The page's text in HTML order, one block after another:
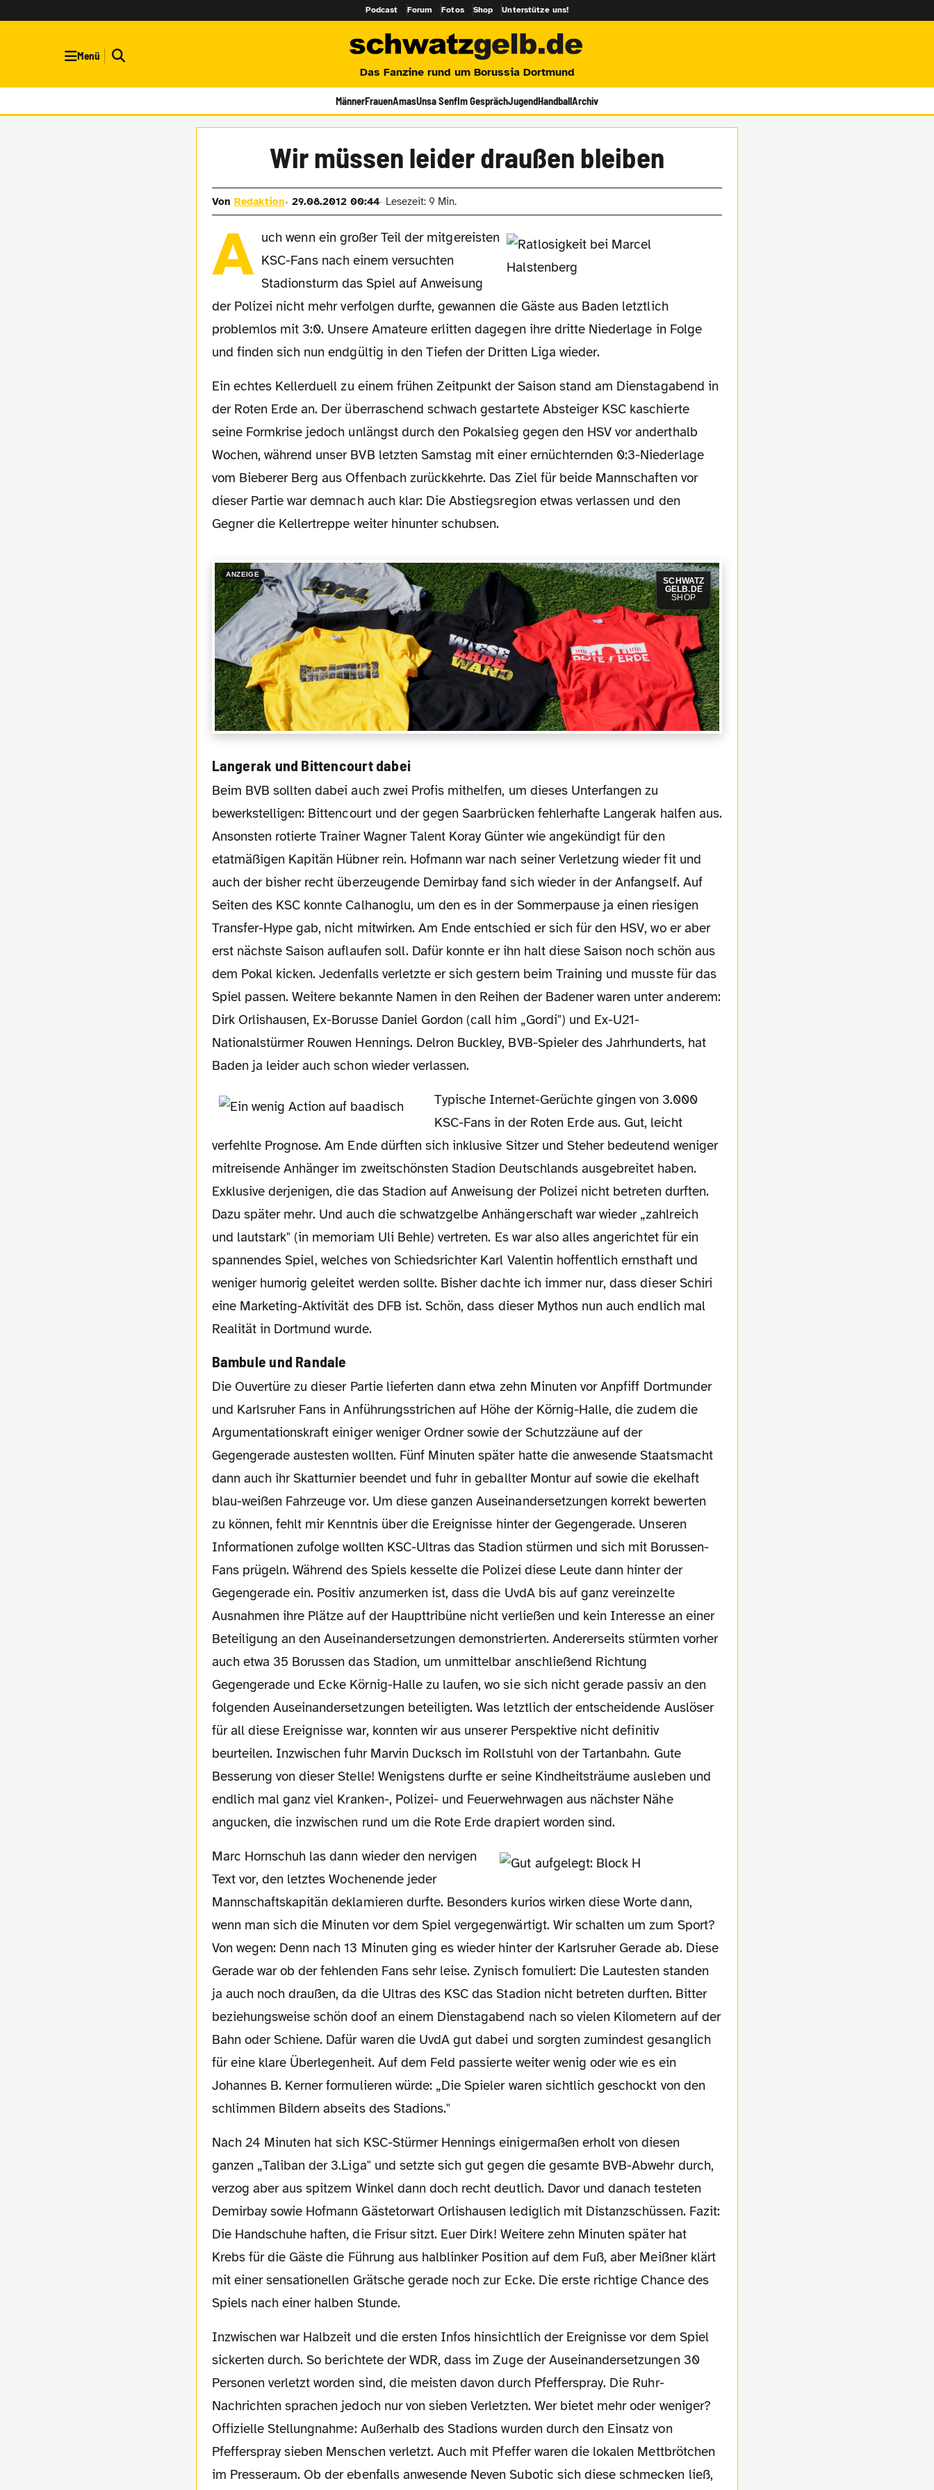
Podcast Forum Fotos Shop Unterstütze uns!
Menü
Das Fanzine rund um Borussia Dortmund
MännerFrauenAmasUnsa SenfIm GesprächJugendHandballArchiv
Wir müssen leider draußen bleiben
Von Redaktion 29.08.2012 00:44 Lesezeit: 9 Min.
A uch wenn ein großer Teil der mitgereisten
KSC-Fans nach einem versuchten
Stadionsturm das Spiel auf Anweisung
der Polizei nicht mehr verfolgen durfte, gewannen die Gäste aus Baden letztlich
problemlos mit 3:0. Unsere Amateure erlitten dagegen ihre dritte Niederlage in Folge
und finden sich nun endgültig in den Tiefen der Dritten Liga wieder.
Ein echtes Kellerduell zu einem frühen Zeitpunkt der Saison stand am Dienstagabend in
der Roten Erde an. Der überraschend schwach gestartete Absteiger KSC kaschierte
seine Formkrise jedoch unlängst durch den Pokalsieg gegen den HSV vor anderthalb
Wochen, während unser BVB letzten Samstag mit einer ernüchternden 0:3-Niederlage
vom Bieberer Berg aus Offenbach zurückkehrte. Das Ziel für beide Mannschaften vor
dieser Partie war demnach auch klar: Die Abstiegsregion etwas verlassen und den
Gegner die Kellertreppe weiter hinunter schubsen.
ANZEIGE
SCHWATZ
GELB.DE
SHOP
Langerak und Bittencourt dabei
Beim BVB sollten dabei auch zwei Profis mithelfen, um dieses Unterfangen zu
bewerkstelligen: Bittencourt und der gegen Saarbrücken fehlerhafte Langerak halfen aus.
Ansonsten rotierte Trainer Wagner Talent Koray Günter wie angekündigt für den
etatmäßigen Kapitän Hübner rein. Hofmann war nach seiner Verletzung wieder fit und
auch der bisher recht überzeugende Demirbay fand sich wieder in der Anfangself. Auf
Seiten des KSC konnte Calhanoglu, um den es in der Sommerpause ja einen riesigen
Transfer-Hype gab, nicht mitwirken. Am Ende entschied er sich für den HSV, wo er aber
erst nächste Saison auflaufen soll. Dafür konnte er ihn halt diese Saison noch schön aus
dem Pokal kicken. Jedenfalls verletzte er sich gestern beim Training und musste für das
Spiel passen. Weitere bekannte Namen in den Reihen der Badener waren unter anderem:
Dirk Orlishausen, Ex-Borusse Daniel Gordon (call him „Gordi") und Ex-U21-
Nationalstürmer Rouwen Hennings. Delron Buckley, BVB-Spieler des Jahrhunderts, hat
Baden ja leider auch schon wieder verlassen.
Typische Internet-Gerüchte gingen von 3.000
KSC-Fans in der Roten Erde aus. Gut, leicht
verfehlte Prognose. Am Ende dürften sich inklusive Sitzer und Steher bedeutend weniger
mitreisende Anhänger im zweitschönsten Stadion Deutschlands ausgebreitet haben.
Exklusive derjenigen, die das Stadion auf Anweisung der Polizei nicht betreten durften.
Dazu später mehr. Und auch die schwatzgelbe Anhängerschaft war wieder „zahlreich
und lautstark" (in memoriam Uli Behle) vertreten. Es war also alles angerichtet für ein
spannendes Spiel, welches von Schiedsrichter Karl Valentin hoffentlich ernsthaft und
weniger humorig geleitet werden sollte. Bisher dachte ich immer nur, dass dieser Schiri
eine Marketing-Aktivität des DFB ist. Schön, dass dieser Mythos nun auch endlich mal
Realität in Dortmund wurde.
Bambule und Randale
Die Ouvertüre zu dieser Partie lieferten dann etwa zehn Minuten vor Anpfiff Dortmunder
und Karlsruher Fans in Anführungsstrichen auf Höhe der Körnig-Halle, die zudem die
Argumentationskraft einiger weniger Ordner sowie der Schutzzäune auf der
Gegengerade austesten wollten. Fünf Minuten später hatte die anwesende Staatsmacht
dann auch ihr Skatturnier beendet und fuhr in geballter Montur auf sowie die ekelhaft
blau-weißen Fahrzeuge vor. Um diese ganzen Auseinandersetzungen korrekt bewerten
zu können, fehlt mir Kenntnis über die Ereignisse hinter der Gegengerade. Unseren
Informationen zufolge wollten KSC-Ultras das Stadion stürmen und sich mit Borussen-
Fans prügeln. Während des Spiels kesselte die Polizei diese Leute dann hinter der
Gegengerade ein. Positiv anzumerken ist, dass die UvdA bis auf ganz vereinzelte
Ausnahmen ihre Plätze auf der Haupttribüne nicht verließen und kein Interesse an einer
Beteiligung an den Auseinandersetzungen demonstrierten. Andererseits stürmten vorher
auch etwa 35 Borussen das Stadion, um unmittelbar anschließend Richtung
Gegengerade und Ecke Körnig-Halle zu laufen, wo sie sich nicht gerade passiv an den
folgenden Auseinandersetzungen beteiligten. Was letztlich der entscheidende Auslöser
für all diese Ereignisse war, konnten wir aus unserer Perspektive nicht definitiv
beurteilen. Inzwischen fuhr Marvin Ducksch im Rollstuhl von der Tartanbahn. Gute
Besserung von dieser Stelle! Wenigstens durfte er seine Kindheitsträume ausleben und
endlich mal ganz viel Kranken-, Polizei- und Feuerwehrwagen aus nächster Nähe
angucken, die inzwischen rund um die Rote Erde drapiert worden sind.
Marc Hornschuh las dann wieder den nervigen
Text vor, den letztes Wochenende jeder
Mannschaftskapitän deklamieren durfte. Besonders kurios wirken diese Worte dann,
wenn man sich die Minuten vor dem Spiel vergegenwärtigt. Wir schalten um zum Sport?
Von wegen: Denn nach 13 Minuten ging es wieder hinter der Karlsruher Gerade ab. Diese
Gerade war ob der fehlenden Fans sehr leise. Zynisch fomuliert: Die Lautesten standen
ja auch noch draußen, da die Ultras des KSC das Stadion nicht betreten durften. Bitter
beziehungsweise schön doof an einem Dienstagabend nach so vielen Kilometern auf der
Bahn oder Schiene. Dafür waren die UvdA gut dabei und sorgten zumindest gesanglich
für eine klare Überlegenheit. Auf dem Feld passierte weiter wenig oder wie es ein
Johannes B. Kerner formulieren würde: „Die Spieler waren sichtlich geschockt von den
schlimmen Bildern abseits des Stadions."
Nach 24 Minuten hat sich KSC-Stürmer Hennings einigermaßen erholt von diesen
ganzen „Taliban der 3.Liga" und setzte sich gut gegen die gesamte BVB-Abwehr durch,
verzog aber aus spitzem Winkel dann doch recht deutlich. Davor und danach testeten
Demirbay sowie Hofmann Gästetorwart Orlishausen lediglich mit Distanzschüssen. Fazit:
Die Handschuhe haften, die Frisur sitzt. Euer Dirk! Weitere zehn Minuten später hat
Krebs für die Gäste die Führung aus halblinker Position auf dem Fuß, aber Meißner klärt
mit einer sensationellen Grätsche gerade noch zur Ecke. Die erste richtige Chance des
Spiels nach einer halben Stunde.
Inzwischen war Halbzeit und die ersten Infos hinsichtlich der Ereignisse vor dem Spiel
sickerten durch. So berichtete der WDR, dass im Zuge der Auseinandersetzungen 30
Personen verletzt worden sind, die meisten davon durch Pfefferspray. Die Ruhr-
Nachrichten sprachen jedoch nur von sieben Verletzten. Wer bietet mehr oder weniger?
Offizielle Stellungnahme: Außerhalb des Stadions wurden durch den Einsatz von
Pfefferspray sieben Menschen verletzt. Auch mit Pfeffer waren die lokalen Mettbrötchen
im Presseraum. Ob der ebenfalls anwesende Neven Subotic sich diese schmecken ließ,